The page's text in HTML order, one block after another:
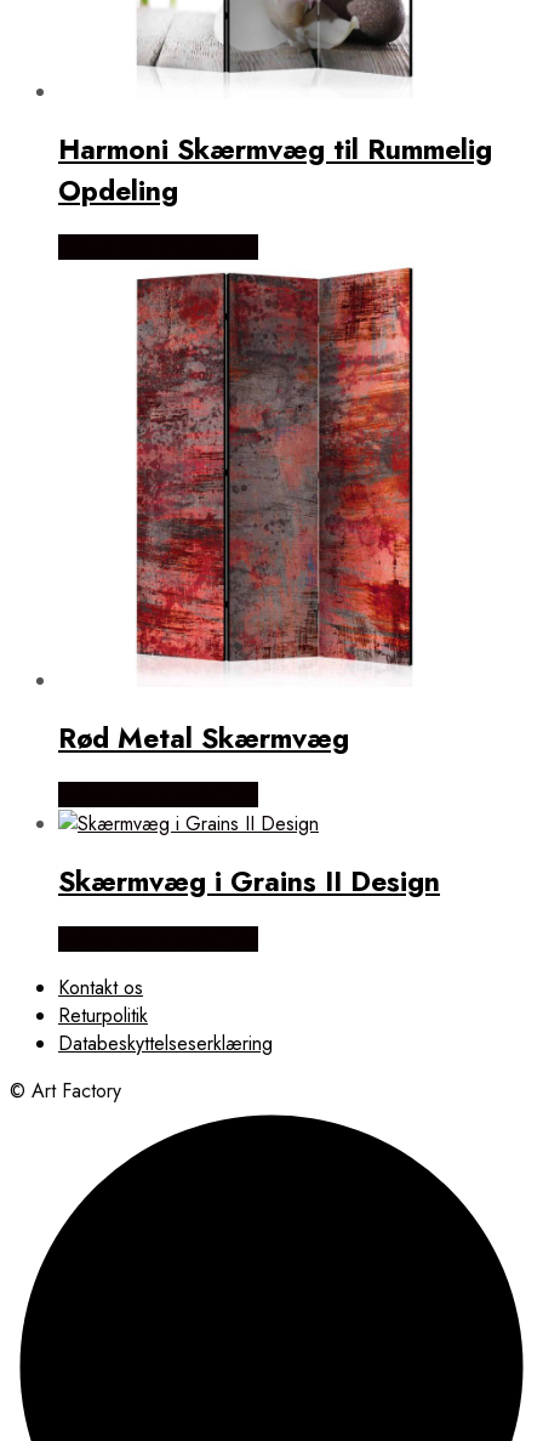
Harmoni Skærmvæg til Rummelig
Opdeling
Rød Metal Skærmvæg
Skærmvæg i Grains II Design
Kontakt os
Returpolitik
Databeskyttelseserklæring
© Art Factory